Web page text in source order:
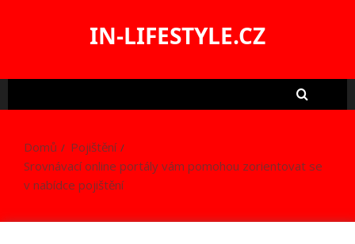
IN-LIFESTYLE.CZ
Domů
Pojištění
Srovnávací online portály vám pomohou zorientovat se
v nabídce pojištění